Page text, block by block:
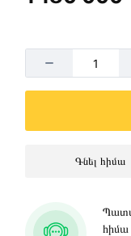
Գնել հիմա
հիմա